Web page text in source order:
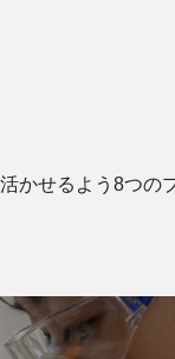
せるよう8つの